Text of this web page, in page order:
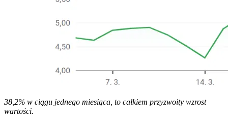
38,2% w ciągu jednego miesiąca, to całkiem przyzwoity wzrost
wartości.